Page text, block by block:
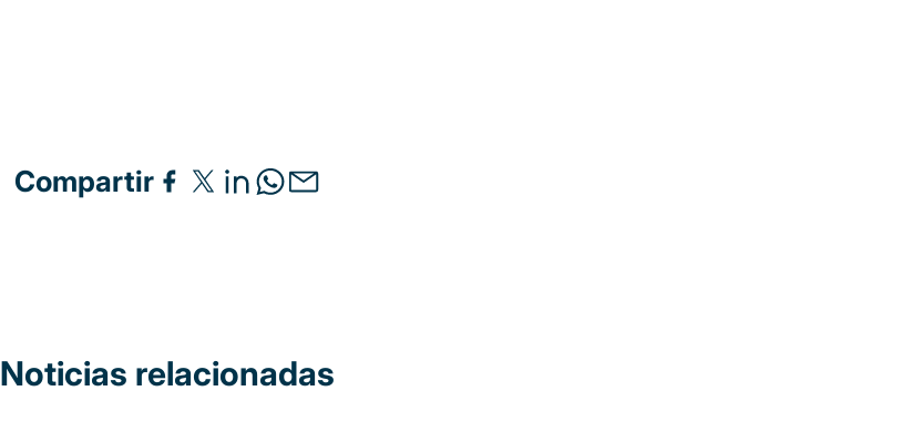
Compartir
Noticias relacionadas